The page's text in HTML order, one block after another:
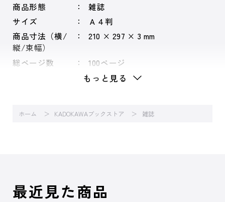
商品形態
雑誌
サイズ
Ａ４判
商品寸法（横/
縦/束幅）
210 × 297 × 3 mm
総ページ数 100ページ
もっと見る
ホーム KADOKAWAブックストア 雑誌
最近見た商品